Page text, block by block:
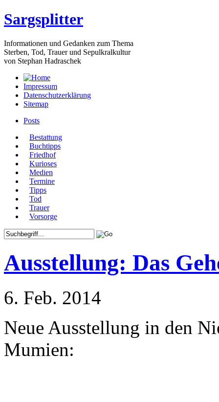
Sargsplitter
Informationen und Gedanken zum Thema
Sterben, Tod, Trauer und Sepulkralkultur
von Stephan Hadraschek
Impressum
Datenschutzerklärung
Sitemap
Posts
Bestattung
Buchtipps
Friedhof
Kurioses
Medien
Termine
Tipps
Tod
Trauer
Vorsorge
Ausstellung: Das
6. Feb. 2014
Neue Ausstellung in den
Mumien: